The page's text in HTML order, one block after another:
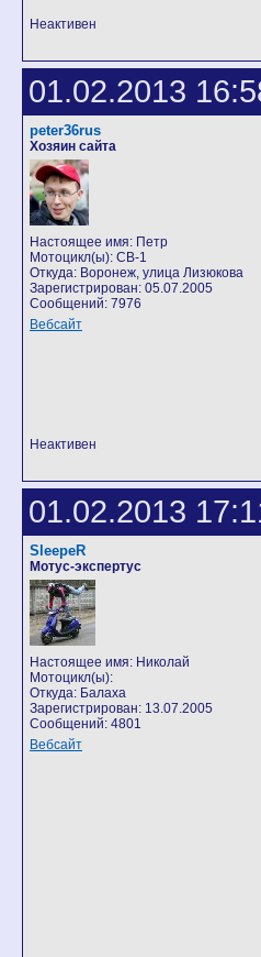
Неактивен
01.02.2013
peter36rus
Хозяин сайта
Настоящее имя: Петр
Мотоцикл(ы): CB-1
Откуда: Воронеж, улица Лизюкова
Зарегистрирован: 05.07.2005
Сообщений: 7976
Вебсайт
Неактивен
01.02.2013
SleepeR
Мотус-экспертус
Настоящее имя: Николай
Мотоцикл(ы):
Откуда: Балаха
Зарегистрирован: 13.07.2005
Сообщений: 4801
Вебсайт